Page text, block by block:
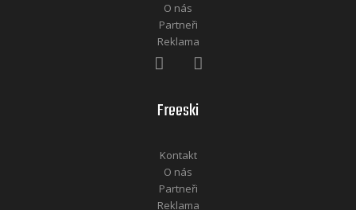
O nás
Partneři
Reklama
Freeski
Kontakt
O nás
Partneři
Reklama